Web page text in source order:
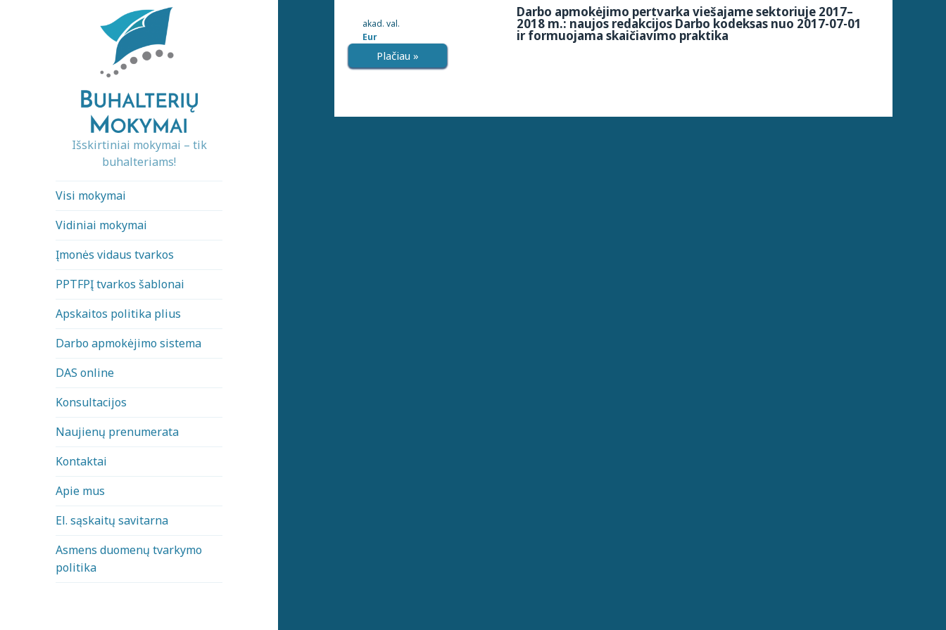
Išskirtiniai mokymai – tik
buhalteriams!
Visi mokymai
Vidiniai mokymai
Įmonės vidaus tvarkos
PPTFPĮ tvarkos šablonai
Apskaitos politika plius
Darbo apmokėjimo sistema
DAS online
Konsultacijos
Naujienų prenumerata
Kontaktai
Apie mus
El. sąskaitų savitarna
Asmens duomenų tvarkymo
politika
Darbo apmokėjimo pertvarka viešajame sektoriuje 2017–
2018 m.: naujos redakcijos Darbo kodeksas nuo 2017-07-01
ir formuojama skaičiavimo praktika
akad. val.
Eur
Plačiau »